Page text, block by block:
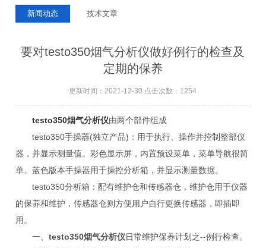
新闻动态 技术文章
要对testo350烟气分析仪做好例行的检查及
定期的保养
更新时间：2021-12-30 点击次数：1254
testo350烟气分析仪由两个部件组成
testo350手操器(独立产品)：用于执行、操作并控制整部仪
器，并显示测量值。彩色显示屏，内置预设菜单，菜单导航很简
单。蓝色版本手操器用于操控分析箱，并显示测量数据。
testo350分析箱：配有维护仓和传感器仓，维护仓用于仪器
的保养和维护，传感器仓则方便用户自行更换传感器，即插即
用。
一、testo350烟气分析仪日常维护保养计划之--例行检查。